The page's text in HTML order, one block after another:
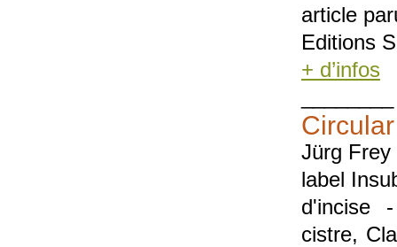
article
Editions
+ d’infos
Jürg Frey
label
d'incise
cistre,